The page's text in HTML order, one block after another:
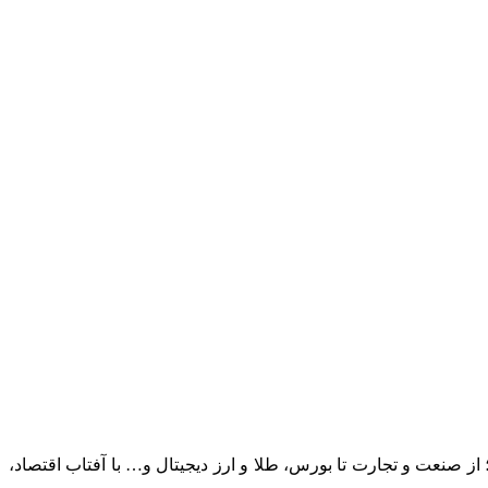
از صنعت و تجارت تا بورس، طلا و ارز دیجیتال و… با آفتاب اقتصاد،